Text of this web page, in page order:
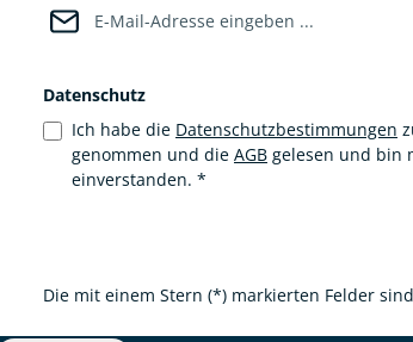
Datenschutz
Ich habe die Datenschutzbestimmungen
genommen und die AGB gelesen und bin
einverstanden. *
Die mit einem Stern (*) markierten Felder